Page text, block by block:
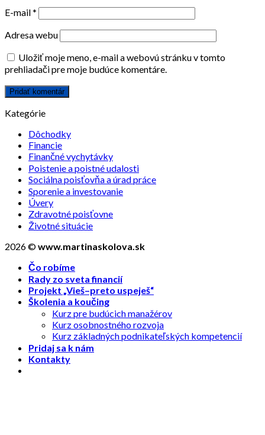
E-mail*
Adresa webu
Uložiť moje meno, e-mail a webovú stránku v tomto
prehliadači pre moje budúce komentáre.
Kategórie
Dôchodky
Financie
Finančné vychytávky
Poistenie a poistné udalosti
Sociálna poisťovňa a úrad práce
Sporenie a investovanie
Úvery
Zdravotné poisťovne
Životné situácie
2026 ©www.martinaskolova.sk
Čo robíme
Rady zo sveta financií
Projekt „Vieš–preto uspeješ“
Školenia a koučing
Kurz pre budúcich manažérov
Kurz osobnostného rozvoja
Kurz základných podnikateľských kompetencií
Pridaj sa k nám
Kontakty